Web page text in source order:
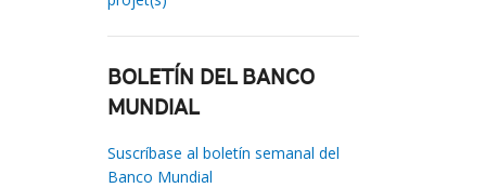
BOLETÍN DEL BANCO
MUNDIAL
Suscríbase al boletín semanal del
Banco Mundial